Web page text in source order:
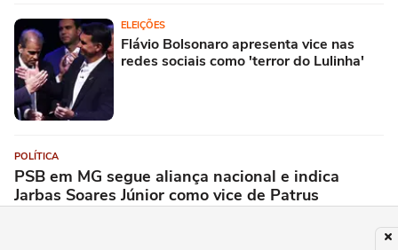
ELEIÇÕES
Flávio Bolsonaro apresenta vice nas
redes sociais como 'terror do Lulinha'
POLÍTICA
PSB em MG segue aliança nacional e indica
Jarbas Soares Júnior como vice de Patrus
Ananias